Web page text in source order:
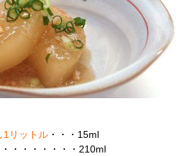
1リットル ・・・15ml
・・・・・・・210ml